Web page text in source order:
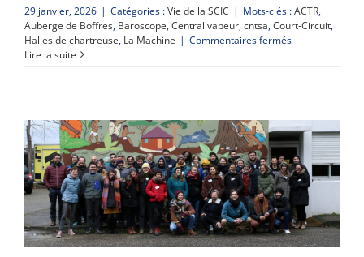
29 janvier, 2026 | Catégories :Vie de la SCIC | Mots-clés :ACTR,
Auberge de Boffres, Baroscope,Central vapeur,cntsa,Court-Circuit,
Halles de chartreuse, La Machine | Commentaires ferméssur
Lire la suite